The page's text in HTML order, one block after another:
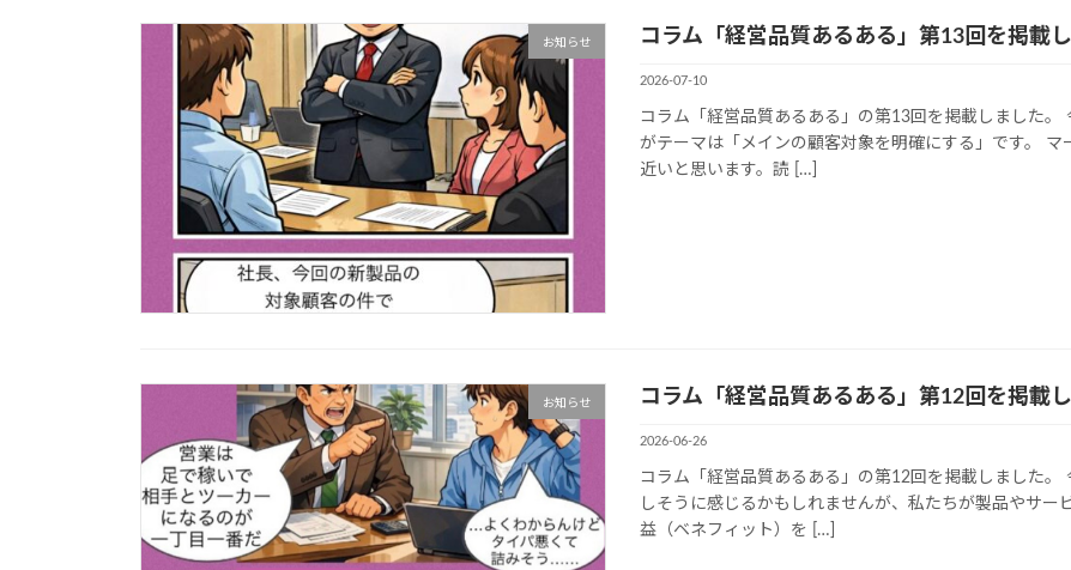
お知らせ コラム「経営品質あるある」第13回を掲載し
2026-07-10
コラム「経営品質あるある」の第13回を掲載しました
がテーマは「メインの顧客対象を明確にする」です。
近いと思います。読 […]
お知らせ コラム「経営品質あるある」第12回を掲載し
2026-06-26
コラム「経営品質あるある」の第12回を掲載しました
しそうに感じるかもしれませんが、私たちが製品やサ
益（ベネフィット）を […]